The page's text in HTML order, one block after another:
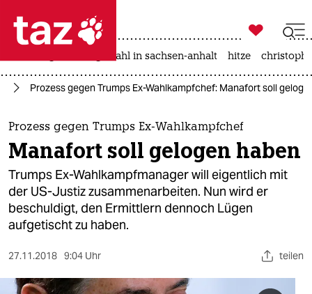
 taz zahl ich
taz zahl ich
themen
politik
öko
gesellschaft
kultur
sport

taz zahl ich
landtagswahl in sachsen-anhalt hitze
Prozess gegen Trumps Ex-Wahlkampfchef: Manafort soll
Prozess gegen Trumps Ex-Wahlkampfchef
Manafort soll gelogen haben
Trumps Ex-Wahlkampfmanager will eigentlich mit
der US-Justiz zusammenarbeiten. Nun wird er
beschuldigt, den Ermittlern dennoch Lügen
aufgetischt zu haben.
27.11.2018 9:04 Uhr teilen